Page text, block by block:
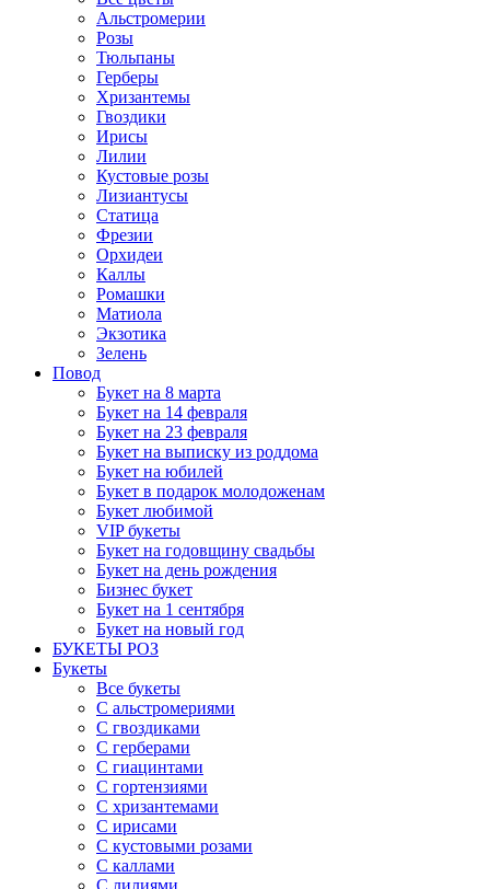
Альстромерии
Розы
Тюльпаны
Герберы
Хризантемы
Гвоздики
Ирисы
Лилии
Кустовые розы
Лизиантусы
Статица
Фрезии
Орхидеи
Каллы
Ромашки
Матиола
Экзотика
Зелень
Повод
Букет на 8 марта
Букет на 14 февраля
Букет на 23 февраля
Букет на выписку из роддома
Букет на юбилей
Букет в подарок молодоженам
Букет любимой
VIP букеты
Букет на годовщину свадьбы
Букет на день рождения
Бизнес букет
Букет на 1 сентября
Букет на новый год
БУКЕТЫ РОЗ
Букеты
Все букеты
С альстромериями
С гвоздиками
С герберами
С гиацинтами
С гортензиями
С хризантемами
С ирисами
С кустовыми розами
С каллами
С лилиями